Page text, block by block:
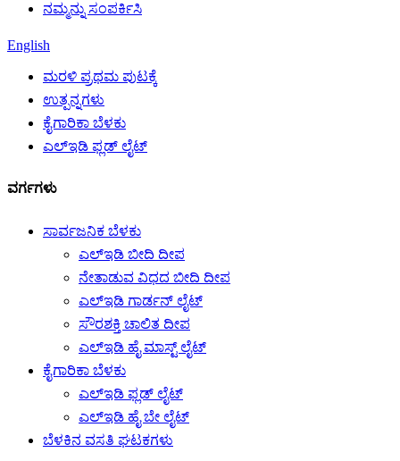
ನಮ್ಮನ್ನು ಸಂಪರ್ಕಿಸಿ
English
ಮರಳಿ ಪ್ರಥಮ ಪುಟಕ್ಕೆ
ಉತ್ಪನ್ನಗಳು
ಕೈಗಾರಿಕಾ ಬೆಳಕು
ಎಲ್ಇಡಿ ಫ್ಲಡ್ ಲೈಟ್
ವರ್ಗಗಳು
ಸಾರ್ವಜನಿಕ ಬೆಳಕು
ಎಲ್ಇಡಿ ಬೀದಿ ದೀಪ
ನೇತಾಡುವ ವಿಧದ ಬೀದಿ ದೀಪ
ಎಲ್ಇಡಿ ಗಾರ್ಡನ್ ಲೈಟ್
ಸೌರಶಕ್ತಿ ಚಾಲಿತ ದೀಪ
ಎಲ್ಇಡಿ ಹೈ ಮಾಸ್ಟ್ ಲೈಟ್
ಕೈಗಾರಿಕಾ ಬೆಳಕು
ಎಲ್ಇಡಿ ಫ್ಲಡ್ ಲೈಟ್
ಎಲ್ಇಡಿ ಹೈ ಬೇ ಲೈಟ್
ಬೆಳಕಿನ ವಸತಿ ಘಟಕಗಳು